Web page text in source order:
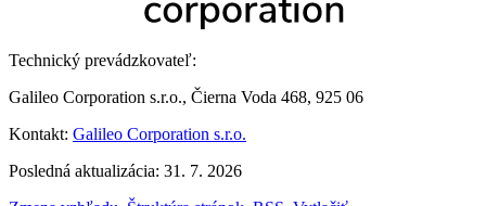
Technický prevádzkovateľ:
Galileo Corporation s.r.o., Čierna Voda 468, 925 06
Kontakt: Galileo Corporation s.r.o.
Posledná aktualizácia: 31. 7. 2026